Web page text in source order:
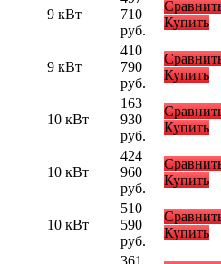
9 кВт
710
руб.
Купить
9 кВт
410
790
руб.
Купить
10 кВт
163
930
руб.
Купить
10 кВт
424
960
руб.
Купить
10 кВт
510
590
руб.
Купить
361